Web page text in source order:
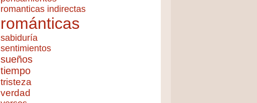
romanticas indirectas
románticas
sabiduría
sentimientos
sueños
tiempo
tristeza
verdad